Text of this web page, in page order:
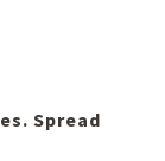
Spread